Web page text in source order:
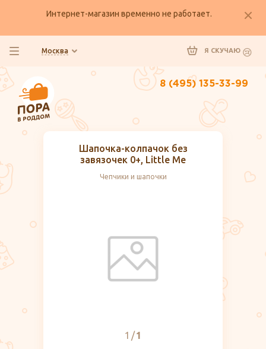
Интернет-магазин временно не работает.
Москва Я СКУЧАЮ
8 (495) 135-33-99
Шапочка-колпачок без
завязочек 0+, Little Me
Чепчики и шапочки
1 1